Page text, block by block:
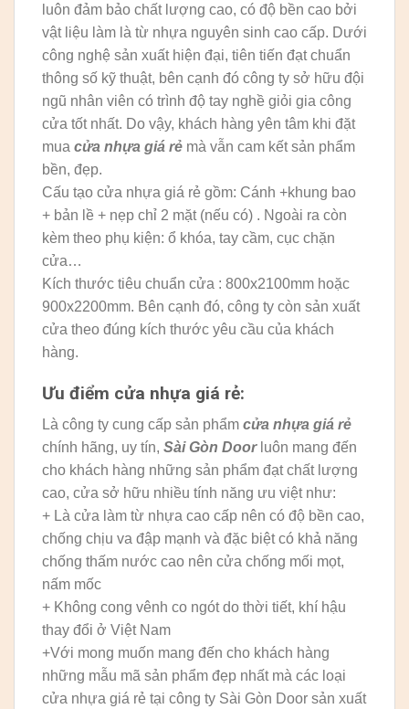
luôn đảm bảo chất lượng cao, có độ bền cao bởi
vật liệu làm là từ nhựa nguyên sinh cao cấp. Dưới
công nghệ sản xuất hiện đại, tiên tiến đạt chuẩn
thông số kỹ thuật, bên cạnh đó công ty sở hữu đội
ngũ nhân viên có trình độ tay nghề giỏi gia công
cửa tốt nhất. Do vậy, khách hàng yên tâm khi đặt
mua cửa nhựa giá rẻ mà vẫn cam kết sản phẩm
bền, đẹp.
Cấu tạo cửa nhựa giá rẻ gồm: Cánh +khung bao
+ bản lề + nẹp chỉ 2 mặt (nếu có) . Ngoài ra còn
kèm theo phụ kiện: ổ khóa, tay cầm, cục chặn
cửa…
Kích thước tiêu chuẩn cửa : 800x2100mm hoặc
900x2200mm. Bên cạnh đó, công ty còn sản xuất
cửa theo đúng kích thước yêu cầu của khách
hàng.
Ưu điểm cửa nhựa giá rẻ:
Là công ty cung cấp sản phẩm cửa nhựa giá rẻ
chính hãng, uy tín, Sài Gòn Doorluôn mang đến
cho khách hàng những sản phẩm đạt chất lượng
cao, cửa sở hữu nhiều tính năng ưu việt như:
+ Là cửa làm từ nhựa cao cấp nên có độ bền cao,
chống chịu va đập mạnh và đặc biệt có khả năng
chống thấm nước cao nên cửa chống mối mọt,
nấm mốc
+ Không cong vênh co ngót do thời tiết, khí hậu
thay đổi ở Việt Nam
+Với mong muốn mang đến cho khách hàng
những mẫu mã sản phẩm đẹp nhất mà các loại
cửa nhựa giá rẻ tại công ty Sài Gòn Door sản xuất